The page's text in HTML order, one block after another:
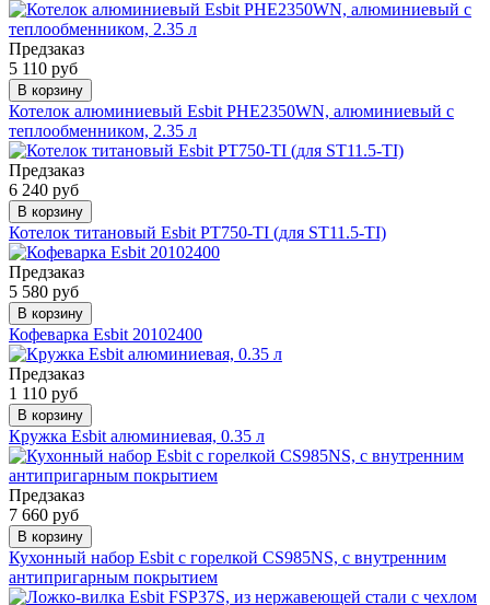
Предзаказ
5 110 руб
В корзину
Котелок алюминиевый Esbit PHE2350WN, алюминиевый с
теплообменником, 2.35 л
Предзаказ
6 240 руб
В корзину
Котелок титановый Esbit PT750-TI (для ST11.5-TI)
Предзаказ
5 580 руб
В корзину
Кофеварка Esbit 20102400
Предзаказ
1 110 руб
В корзину
Кружка Esbit алюминиевая, 0.35 л
Предзаказ
7 660 руб
В корзину
Кухонный набор Esbit с горелкой CS985NS, с внутренним
антипригарным покрытием